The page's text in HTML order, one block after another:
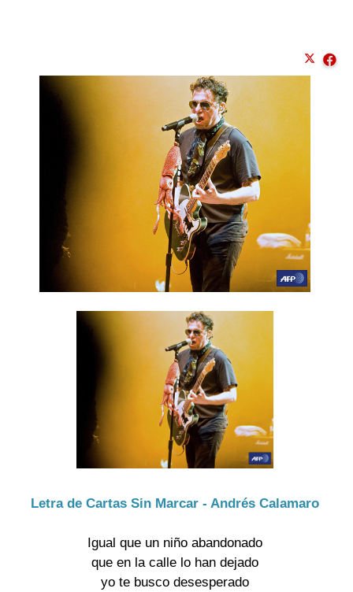
Letra de Cartas Sin Marcar - Andrés Calamaro
Igual que un niño abandonado
que en la calle lo han dejado
yo te busco desesperado